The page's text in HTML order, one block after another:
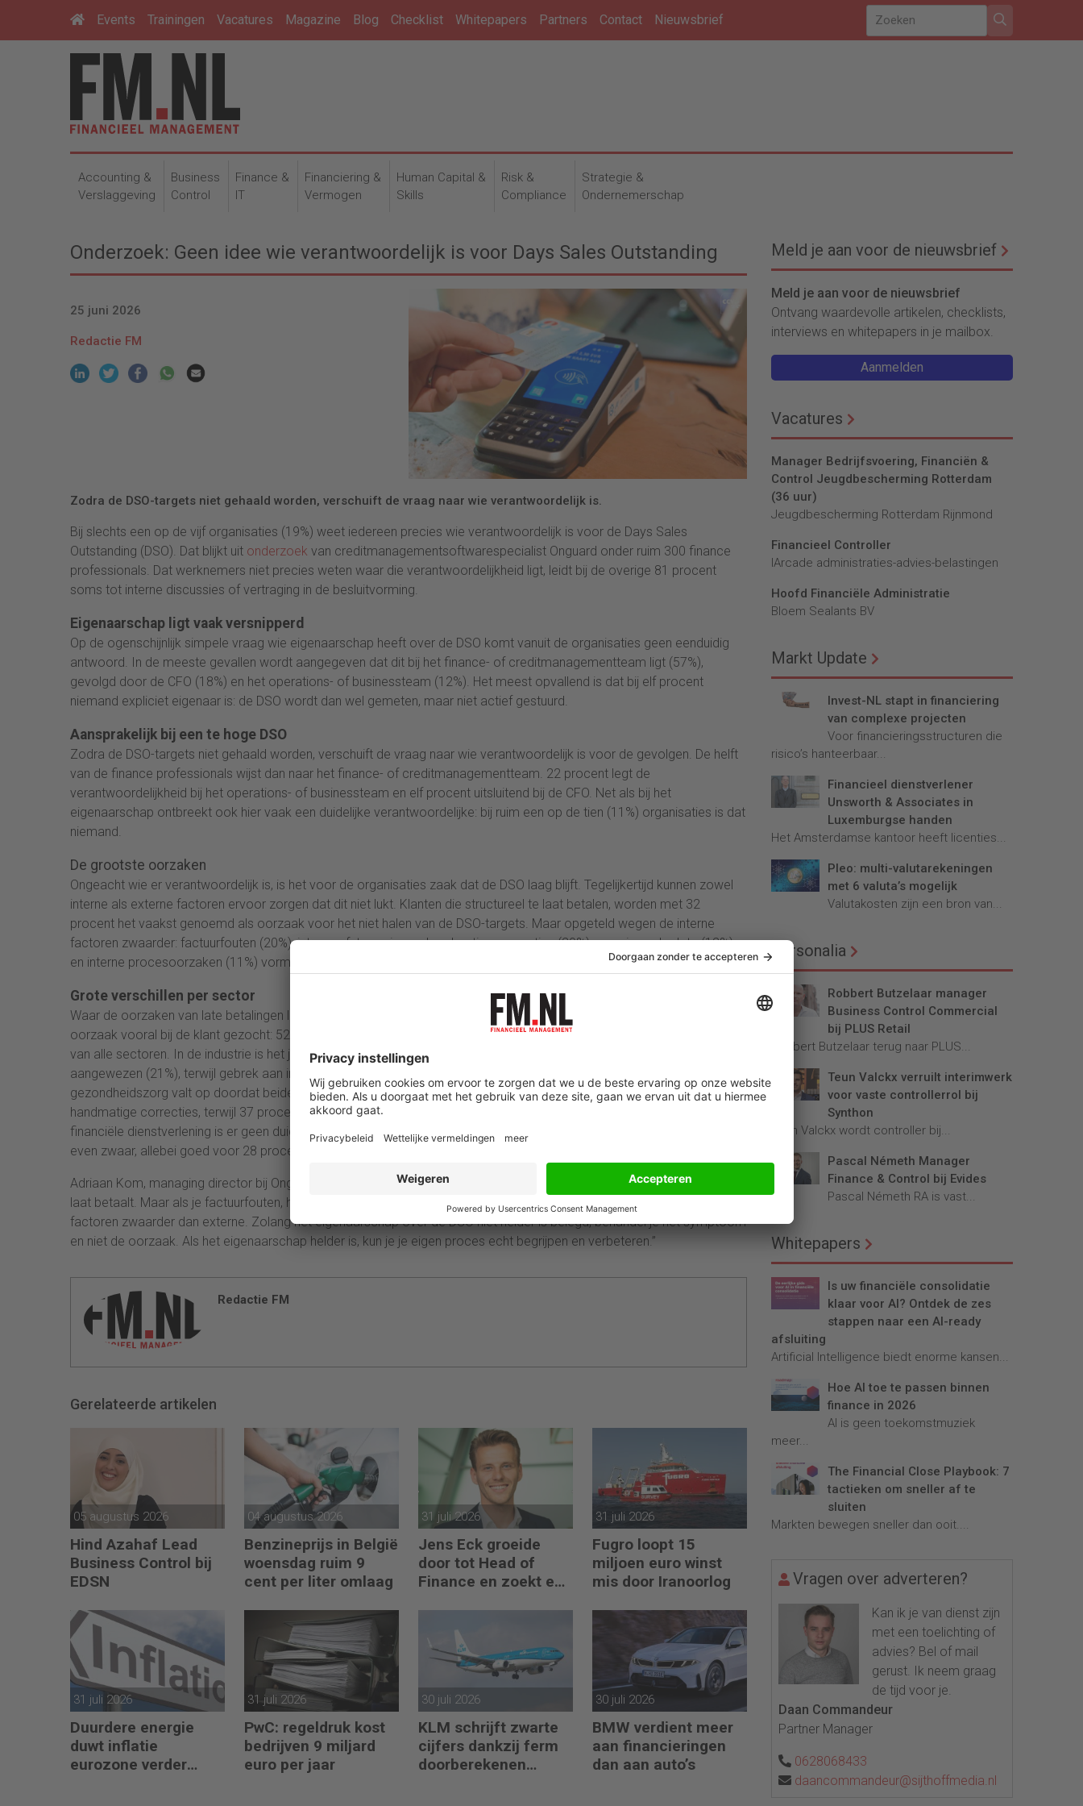
Events Trainingen Vacatures Magazine Blog Checklist Whitepapers Partners Contact Nieuwsbrief
Accounting &
Verslaggeving
Business
Control
Finance &
IT
Financiering &
Vermogen
Human Capital &
Skills
Risk &
Compliance
Strategie &
Ondernemerschap
Onderzoek: Geen idee wie verantwoordelijk is voor Days Sales Outstanding
25 juni 2026
Redactie FM
Zodra de DSO-targets niet gehaald worden, verschuift de vraag naar wie verantwoordelijk is.
Bij slechts een op de vijf organisaties (19%) weet iedereen precies wie verantwoordelijk is voor de Days Sales
Outstanding (DSO). Dat blijkt uit onderzoek van creditmanagementsoftwarespecialist Onguard onder ruim 300 finance
professionals. Dat werknemers niet precies weten waar die verantwoordelijkheid ligt, leidt bij de overige 81 procent
soms tot interne discussies of vertraging in de besluitvorming.
Eigenaarschap ligt vaak versnipperd
Op de ogenschijnlijk simpele vraag wie eigenaarschap heeft over de DSO komt vanuit de organisaties geen eenduidig
antwoord. In de meeste gevallen wordt aangegeven dat dit bij het finance- of creditmanagementteam ligt (57%),
gevolgd door de CFO (18%) en het operations- of businessteam (12%). Het meest opvallend is dat bij elf procent
niemand expliciet eigenaar is: de DSO wordt dan wel gemeten, maar niet actief gestuurd.
Aansprakelijk bij een te hoge DSO
Zodra de DSO-targets niet gehaald worden, verschuift de vraag naar wie verantwoordelijk is voor de gevolgen. De helft
van de finance professionals wijst dan naar het finance- of creditmanagementteam. 22 procent legt de
verantwoordelijkheid bij het operations- of businessteam en elf procent uitsluitend bij de CFO. Net als bij het
eigenaarschap ontbreekt ook hier vaak een duidelijke verantwoordelijke: bij ruim een op de tien (11%) organisaties is dat
niemand.
De grootste oorzaken
Ongeacht wie er verantwoordelijk is, is het voor de organisaties zaak dat de DSO laag blijft. Tegelijkertijd kunnen zowel
interne als externe factoren ervoor zorgen dat dit niet lukt. Klanten die structureel te laat betalen, worden met 32
procent het vaakst genoemd als oorzaak voor het niet halen van de DSO-targets. Maar opgeteld wegen de interne
factoren zwaarder: factuurfouten (20%), interne afstemming en handmatige correcties (20%), versnipperde data (12%)
en interne procesoorzaken (11%) vormen samen de grootste oorzaak.
Grote verschillen per sector
Waar de oorzaken van late betalingen liggen, verschilt sterk per branche. In de (groot)handel, retail en FMCG wordt de
oorzaak vooral bij de klant gezocht: 52 procent wijst naar klanten die structureel te laat betalen, het hoogste percentage
van alle sectoren. In de industrie is het juist andersom. Daar worden structurele laatbetalers veel minder vaak
aangewezen (21%), terwijl gebrek aan interne afstemming over de DSO met 31 procent de grootste oorzaak vormt. De
gezondheidszorg valt op doordat beide oorzaken zwaar wegen: 39 procent noemt gebrek aan interne afstemming en
handmatige correcties, terwijl 37 procent wijst op structurele laatbetalers als grootste oorzaak van late betalingen. In de
financiële dienstverlening is er geen duidelijke hoofdoorzaak: structureel te laat betalen en factuurfouten wegen daar
even zwaar, allebei goed voor 28 procent.
Adriaan Kom, managing director bij Onguard: ”De eerste reactie bij een stijgende DSO is om naar de klant te wijzen die te
laat betaalt. Maar als je factuurfouten, handmatige correcties en versnipperde data bij elkaar optelt, wegen interne
factoren zwaarder dan externe. Zolang het eigenaarschap over de DSO niet helder is belegd, behandel je het symptoom
en niet de oorzaak. Als het eigenaarschap helder is, kun je je eigen proces echt begrijpen en verbeteren.”
Redactie FM
Gerelateerde artikelen
05 augustus 2026
Hind Azahaf Lead
Business Control bij
EDSN
04 augustus 2026
Benzineprijs in België
woensdag ruim 9
cent per liter omlaag
31 juli 2026
Jens Eck groeide
door tot Head of
Finance en zoekt een
31 juli 2026
Fugro loopt 15
miljoen euro winst
mis door Iranoorlog
31 juli 2026
Duurdere energie
duwt inflatie
eurozone verder
31 juli 2026
PwC: regeldruk kost
bedrijven 9 miljard
euro per jaar
30 juli 2026
KLM schrijft zwarte
cijfers dankzij ferm
doorberekenen
30 juli 2026
BMW verdient meer
aan financieringen
dan aan auto’s
Meld je aan voor de nieuwsbrief
Meld je aan voor de nieuwsbrief
Ontvang waardevolle artikelen, checklists,
interviews en whitepapers in je mailbox.
Aanmelden
Vacatures
Manager Bedrijfsvoering, Financiën &
Control Jeugdbescherming Rotterdam
(36 uur)
Jeugdbescherming Rotterdam Rijnmond
Financieel Controller
lArcade administraties-advies-belastingen
Hoofd Financiële Administratie
Bloem Sealants BV
Markt Update
Invest-NL stapt in financiering
van complexe projecten
Voor financieringsstructuren die
risico’s hanteerbaar...
Financieel dienstverlener
Unsworth & Associates in
Luxemburgse handen
Het Amsterdamse kantoor heeft licenties...
Pleo: multi-valutarekeningen
met 6 valuta’s mogelijk
Valutakosten zijn een bron van...
Personalia
Robbert Butzelaar manager
Business Control Commercial
bij PLUS Retail
Robbert Butzelaar terug naar PLUS...
Teun Valckx verruilt interimwerk
voor vaste controllerrol bij
Synthon
Teun Valckx wordt controller bij...
Pascal Németh Manager
Finance & Control bij Evides
Pascal Németh RA is vast...
Whitepapers
Is uw financiële consolidatie
klaar voor AI? Ontdek de zes
stappen naar een AI-ready
afsluiting
Artificial Intelligence biedt enorme kansen...
Hoe AI toe te passen binnen
finance in 2026
AI is geen toekomstmuziek
meer...
The Financial Close Playbook: 7
tactieken om sneller af te
sluiten
Markten bewegen sneller dan ooit....
Vragen over adverteren?
Kan ik je van dienst zijn
met een toelichting of
advies? Bel of mail
gerust. Ik neem graag
de tijd voor je.
Daan Commandeur
Partner Manager
0628068433
daancommandeur@sijthoffmedia.nl